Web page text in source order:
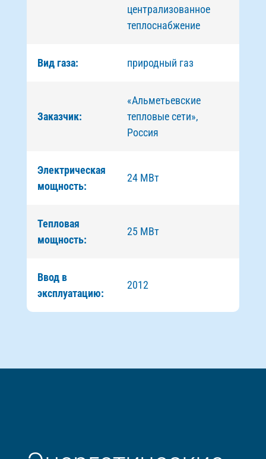
централизованное
теплоснабжение
Вид газа: природный газ
Заказчик:
«Альметьевские
тепловые сети»,
Россия
Электрическая
мощность:
24 МВт
Тепловая
мощность:
25 МВт
Ввод в
эксплуатацию:
2012